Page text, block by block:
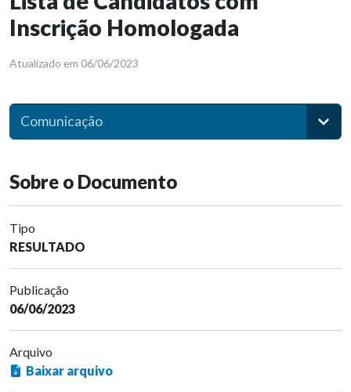
Inscrição Homologada
Atualizado em 06/06/2023
Comunicação
Sobre o Documento
Tipo
RESULTADO
Publicação
06/06/2023
Arquivo
Baixar arquivo